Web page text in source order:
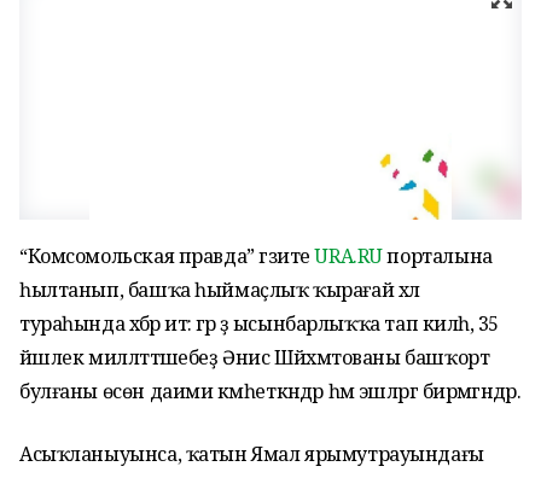
“Комсомольская правда” гәзитеURA.RUпорталына
һылтанып, башҡа һыймаҫлыҡ ҡырағай хәл
тураһында хәбәр итә: әгәр ҙә ысынбарлыҡҡа тап килһә, 35
йәшлек милләттәшебеҙ Әнисә Шәйхмәтованы башҡорт
булғаны өсөн даими кәмһеткәндәр һәм эшләргә бирмәгәндәр.
Асыҡланыуынса, ҡатын Ямал ярымутрауындағы